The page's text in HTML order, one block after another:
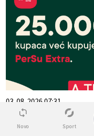
03. 08. 2026 07:31
25.000 kupaca već
višeNovo Sport